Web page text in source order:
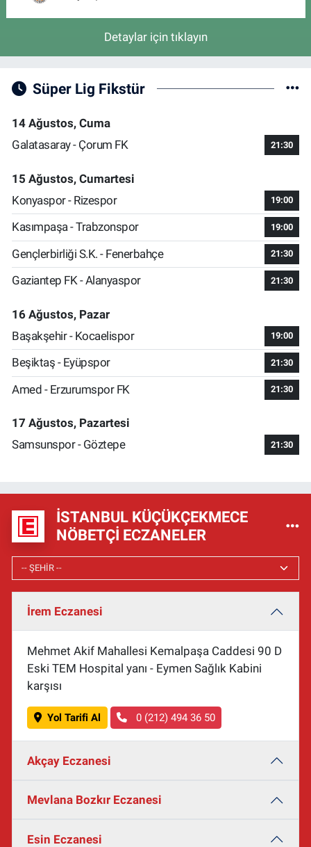
Detaylar için tıklayın
Süper Lig Fikstür
14 Ağustos, Cuma
Galatasaray - Çorum FK
21:30
15 Ağustos, Cumartesi
Konyaspor - Rizespor
19:00
Kasımpaşa - Trabzonspor 19:00
Gençlerbirliği S.K. - Fenerbahçe 21:30
Gaziantep FK - Alanyaspor 21:30
16 Ağustos, Pazar
Başakşehir - Kocaelispor
19:00
Beşiktaş - Eyüpspor 21:30
Amed - Erzurumspor FK 21:30
17 Ağustos, Pazartesi
Samsunspor - Göztepe
21:30
İSTANBUL KÜÇÜKÇEKMECE
NÖBETÇI ECZANELER
İrem Eczanesi
Mehmet Akif Mahallesi Kemalpaşa Caddesi 90 D
Eski TEM Hospital yanı - Eymen Sağlık Kabini
karşısı
Yol Tarifi Al 0 (212) 494 36 50
Akçay Eczanesi
Mevlana Bozkır Eczanesi
Esin Eczanesi